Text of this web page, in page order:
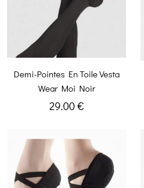
Demi-Pointes En Toile Vesta
Wear Moi Noir
29.00 €